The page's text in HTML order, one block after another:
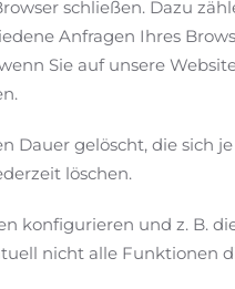
schließen. Dazu
Anfragen Ihres
Sie auf unsere
gelöscht, die sich
löschen.
konfigurieren und z. B.
nicht alle Funktionen